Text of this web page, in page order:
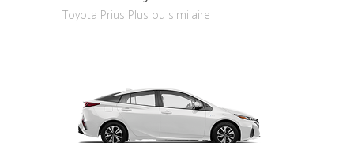
Toyota Prius Plus ou similaire